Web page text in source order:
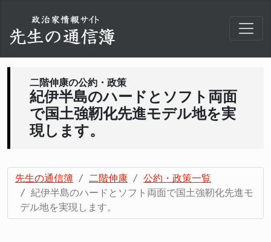
二階伸康の公約・政策
紀伊半島のハードとソフト両面
で国土強靭化先進モデル地を実
現します。
先生の通信簿 二階伸康
公約・政策一覧
紀伊半島のハードとソフト両面で国土強靭化先進モ
デル地を実現します。